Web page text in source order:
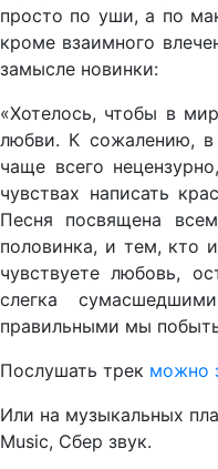
просто по уши, а по
кроме взаимного
замысле новинки:
«Хотелось, чтобы в
любви. К сожалению, в
чаще всего
чувствах написать
Песня посвящена
половинка, и тем, кто
чувствуете любовь,
слегка
правильными мы
Послушать трек можно
Или на музыкальных
Music, Сбер звук.